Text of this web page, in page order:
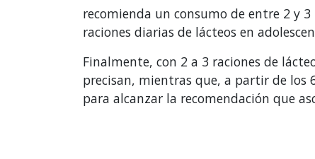
recomienda un consumo de entre 2 y
raciones diarias de lácteos en
Finalmente, con 2 a 3 raciones de
precisan, mientras que, a partir de los
para alcanzar la recomendación que